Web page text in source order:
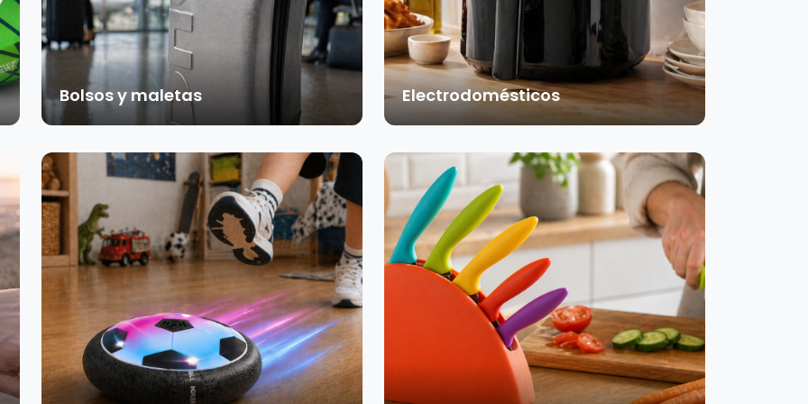
Bolsos y maletas Electrodomésticos